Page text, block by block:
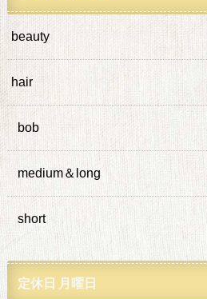
beauty
hair
bob
medium＆long
short
定休日 月曜日